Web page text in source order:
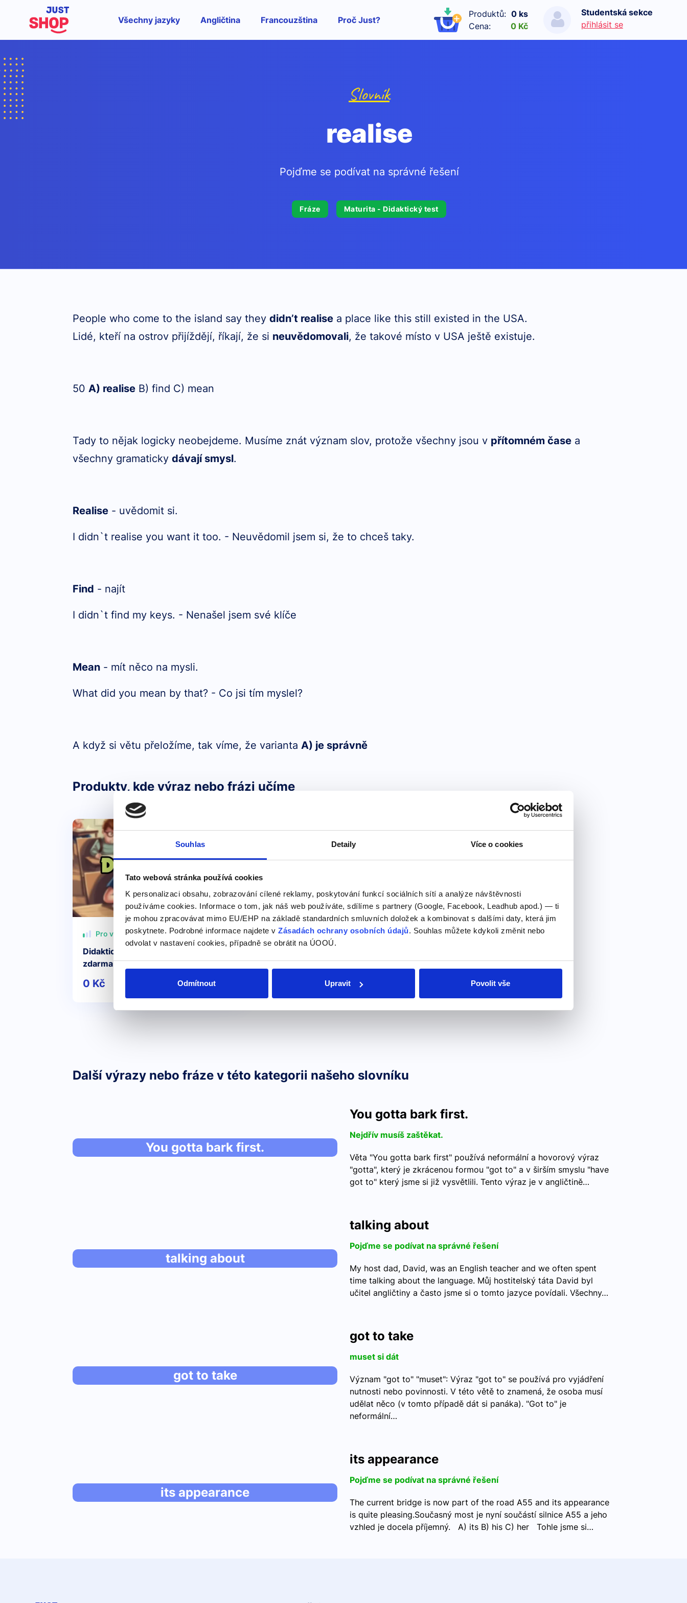
Souhlas Detaily Více o cookies
Tato webová stránka používá cookies
K personalizaci obsahu, zobrazování cílené reklamy, poskytování funkcí sociálních sítí a analýze návštěvnosti
používáme cookies. Informace o tom, jak náš web používáte, sdílíme s partnery (Google, Facebook, Leadhub apod.) — ti
je mohou zpracovávat mimo EU/EHP na základě standardních smluvních doložek a kombinovat s dalšími daty, která jim
poskytnete. Podrobné informace najdete v Zásadách ochrany osobních údajů. Souhlas můžete kdykoli změnit nebo
odvolat v nastavení cookies, případně se obrátit na ÚOOÚ.
Odmítnout Upravit Povolit vše
Všechny jazyky Angličtina Francouzština Proč Just?
Produktů: 0 ks
Cena:
0 Kč
Studentská sekce
přihlásit se
Slovník
realise
Pojďme se podívat na správné řešení
Fráze Maturita - Didaktický test
People who come to the island say theydidn’t realise a place like this still existed in the USA.
Lidé, kteří na ostrov přijíždějí, říkají, že si neuvědomovali, že takové místo v USA ještě existuje.
50A) realise B) find C) mean
Tady to nějak logicky neobejdeme. Musíme znát význam slov, protože všechny jsou v přítomném čase a
všechny gramatickydávají smysl.
Realise - uvědomit si.
I didn`t realise you want it too. - Neuvědomil jsem si, že to chceš taky.
Find - najít
I didn`t find my keys. - Nenašel jsem své klíče
Mean - mít něco na mysli.
What did you mean by that? - Co jsi tím myslel?
A když si větu přeložíme, tak víme, že variantaA) je správně
Produkty, kde výraz nebo frázi učíme
Pro všechny
Didaktický test z angličtiny – příprava
zdarma
0 Kč Detail
Další výrazy nebo fráze v této kategorii našeho slovníku
You gotta bark first.
You gotta bark first.
Nejdřív musíš zaštěkat.
Věta "You gotta bark first" používá neformální a hovorový výraz
"gotta", který je zkrácenou formou "got to" a v širším smyslu "have
got to" který jsme si již vysvětlili. Tento výraz je v angličtině…
talking about
talking about
Pojďme se podívat na správné řešení
My host dad, David, was an English teacher and we often spent
time talking about the language. Můj hostitelský táta David byl
učitel angličtiny a často jsme si o tomto jazyce povídali. Všechny…
got to take
got to take
muset si dát
Význam "got to" "muset": Výraz "got to" se používá pro vyjádření
nutnosti nebo povinnosti. V této větě to znamená, že osoba musí
udělat něco (v tomto případě dát si panáka). "Got to" je
neformální…
its appearance
its appearance
Pojďme se podívat na správné řešení
The current bridge is now part of the road A55 and its appearance
is quite pleasing.Současný most je nyní součástí silnice A55 a jeho
vzhled je docela příjemný. A) its B) his C) her Tohle jsme si…